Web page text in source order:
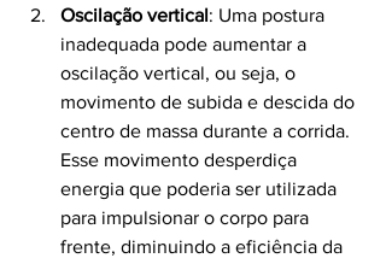
Oscilação vertical: Uma postura
inadequada pode aumentar a
oscilação vertical, ou seja, o
movimento de subida e descida do
centro de massa durante a corrida.
Esse movimento desperdiça
energia que poderia ser utilizada
para impulsionar o corpo para
frente, diminuindo a eficiência da